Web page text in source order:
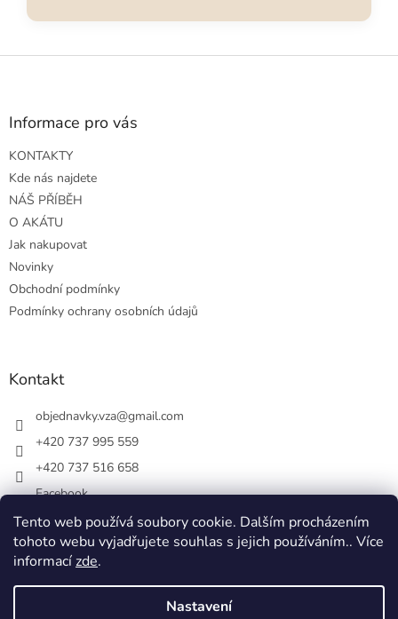
Tento web používá soubory cookie. Dalším procházením
tohoto webu vyjadřujete souhlas s jejich používáním.. Více
informacízde.
Nastavení
Z
Informace pro vás
KONTAKTY
Kde nás najdete
NÁŠ PŘÍBĚH
O AKÁTU
Jak nakupovat
Novinky
Obchodní podmínky
Podmínky ochrany osobních údajů
Kontakt
objednavky.vza@gmail.com
+420 737 995 559
+420 737 516 658
Facebook
vsezakatu/
+420 737 516 658
Vytvořil Shoptet